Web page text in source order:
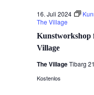
Kunstworkshop
Village
16. Juli 2024
The Village
The VillageTibarg
Kostenlos